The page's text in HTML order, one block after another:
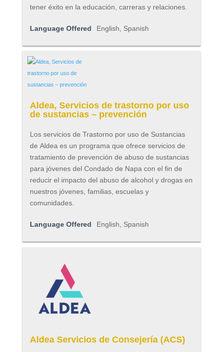
tener éxito en la educación, carreras y relaciones.
Language Offered English, Spanish
Aldea, Servicios de trastorno por uso
de sustancias – prevención
Los servicios de Trastorno por uso de Sustancias
de Aldea es un programa que ofrece servicios de
tratamiento de prevención de abuso de sustancias
para jóvenes del Condado de Napa con el fin de
reducir el impacto del abuso de alcohol y drogas en
nuestros jóvenes, familias, escuelas y
comunidades.
Language Offered English, Spanish
Aldea Servicios de Consejería (ACS)